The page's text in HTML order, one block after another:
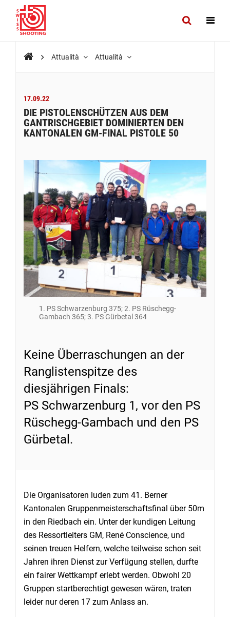
Attualità Attualità
17.09.22
DIE PISTOLENSCHÜTZEN AUS DEM
GANTRISCHGEBIET DOMINIERTEN DEN
KANTONALEN GM-FINAL PISTOLE 50
1. PS Schwarzenburg 375; 2. PS Rüschegg-
Gambach 365; 3. PS Gürbetal 364
Keine Überraschungen an der
Ranglistenspitze des
diesjährigen Finals:
PS Schwarzenburg 1, vor den PS
Rüschegg-Gambach und den PS
Gürbetal.
Die Organisatoren luden zum 41. Berner
Kantonalen Gruppenmeisterschaftsfinal über 50m
in den Riedbach ein. Unter der kundigen Leitung
des Ressortleiters GM, René Conscience, und
seinen treuen Helfern, welche teilweise schon seit
Jahren ihren Dienst zur Verfügung stellen, durfte
ein fairer Wettkampf erlebt werden. Obwohl 20
Gruppen startberechtigt gewesen wären, traten
leider nur deren 17 zum Anlass an.